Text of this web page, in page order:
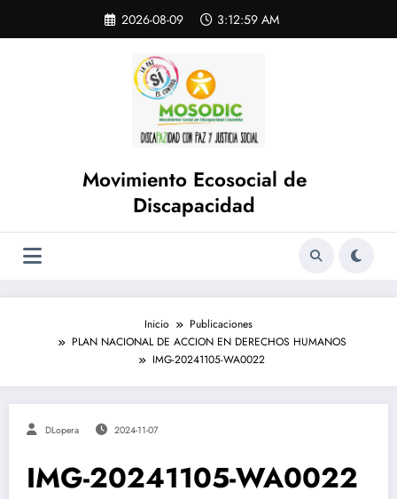
contenido
2026-08-09 3:12:59 AM
Movimiento Ecosocial de
Discapacidad
Inicio
Publicaciones
PLAN NACIONAL DE ACCION EN DERECHOS HUMANOS
IMG-20241105-WA0022
DLopera 2024-11-07
IMG-20241105-WA0022